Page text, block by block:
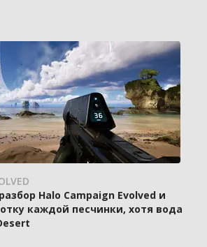
Halo Campaign Evolved и
каждой песчинки, хотя вода